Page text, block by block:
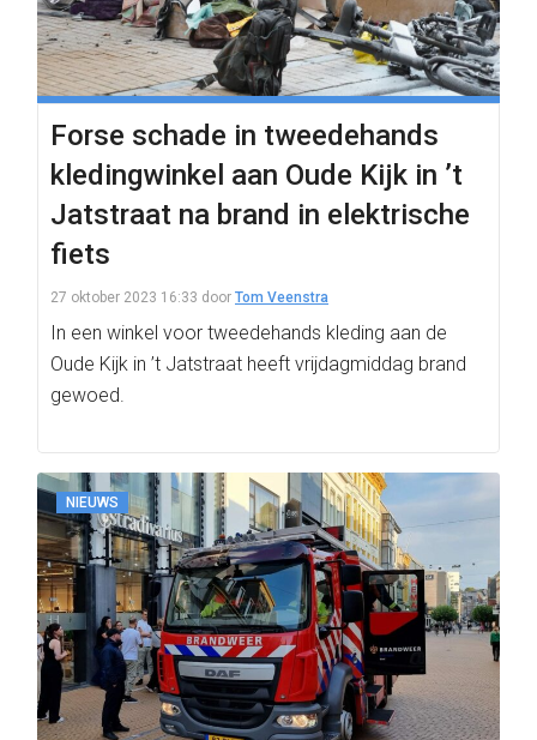
Forse schade in tweedehands
kledingwinkel aan Oude Kijk in ’t
Jatstraat na brand in elektrische
fiets
27 oktober 2023 16:33 door Tom Veenstra
In een winkel voor tweedehands kleding aan de
Oude Kijk in ’t Jatstraat heeft vrijdagmiddag brand
gewoed.
NIEUWS